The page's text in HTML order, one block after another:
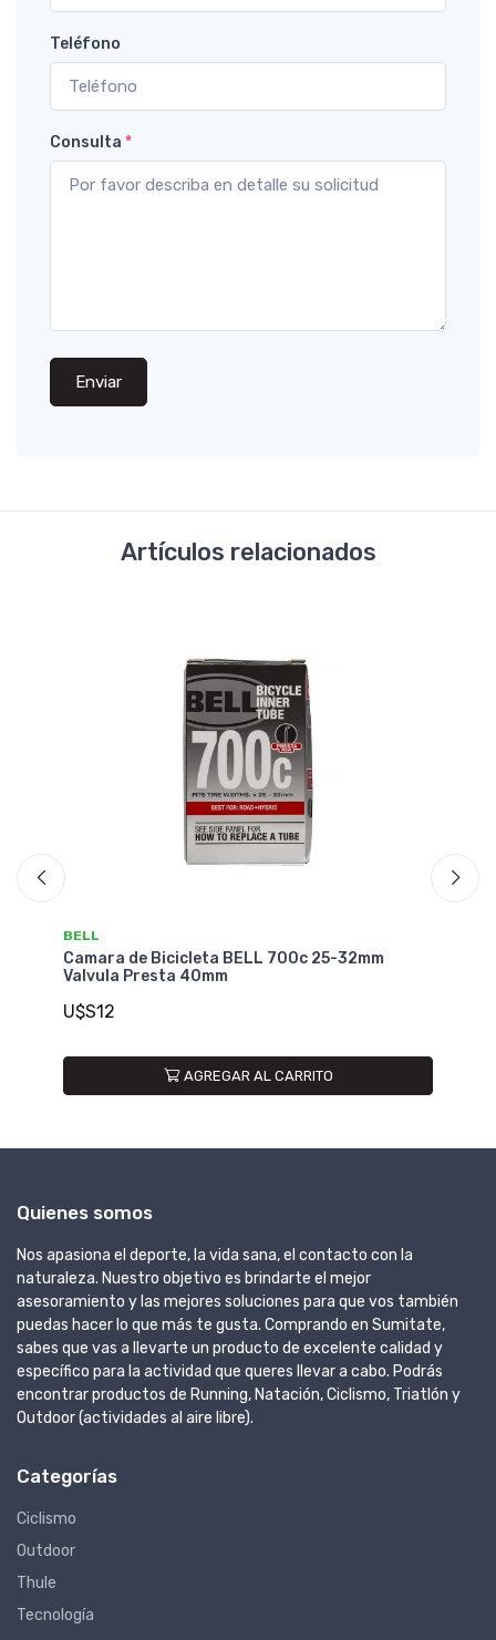
Teléfono
Consulta *
Enviar
Artículos relacionados
BELL
Camara de Bicicleta BELL 700c 25-32mm
Valvula Presta 40mm
U$S12
AGREGAR AL CARRITO
Quienes somos
Nos apasiona el deporte, la vida sana, el contacto con la
naturaleza. Nuestro objetivo es brindarte el mejor
asesoramiento y las mejores soluciones para que vos también
puedas hacer lo que más te gusta. Comprando en Sumitate,
sabes que vas a llevarte un producto de excelente calidad y
específico para la actividad que queres llevar a cabo. Podrás
encontrar productos de Running, Natación, Ciclismo, Triatlón y
Outdoor (actividades al aire libre).
Categorías
Ciclismo
Outdoor
Thule
Tecnología